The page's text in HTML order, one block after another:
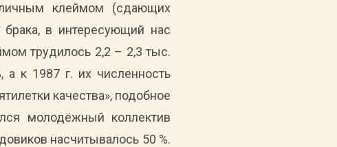
клеймом (сдающих
в интересующий нас
трудилось 2,2 – 2,3 тыс.
к 1987 г. их численность
качества», подобное
молодёжный коллектив
насчитывалось 50 %.